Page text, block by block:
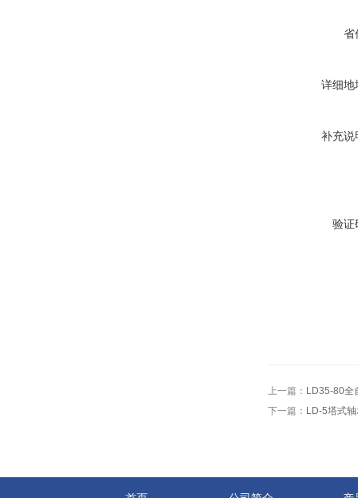
省
详细地
补充说
验证
上一篇： LD35-80全
下一篇： LD-5塔式